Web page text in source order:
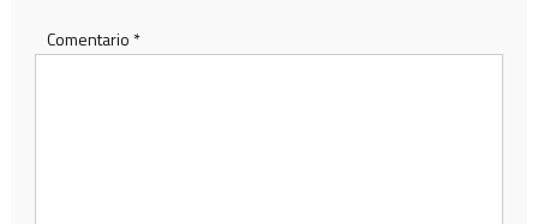
Comentario *